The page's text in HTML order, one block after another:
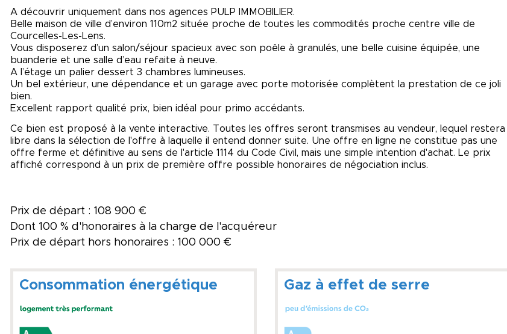
A découvrir uniquement dans nos agences PULP IMMOBILIER.
Belle maison de ville d’environ 110m2 située proche de toutes les commodités proche centre ville de
Courcelles-Les-Lens.
Vous disposerez d’un salon/séjour spacieux avec son poêle à granulés, une belle cuisine équipée, une
buanderie et une salle d’eau refaite à neuve.
A l’étage un palier dessert 3 chambres lumineuses.
Un bel extérieur, une dépendance et un garage avec porte motorisée complètent la prestation de ce joli
bien.
Excellent rapport qualité prix, bien idéal pour primo accédants.
Ce bien est proposé à la vente interactive. Toutes les offres seront transmises au vendeur, lequel restera
libre dans la sélection de l'offre à laquelle il entend donner suite. Une offre en ligne ne constitue pas une
offre ferme et définitive au sens de l'article 1114 du Code Civil, mais une simple intention d'achat. Le prix
affiché correspond à un prix de première offre possible honoraires de négociation inclus.
Prix de départ : 108 900 €
Dont 100 % d'honoraires à la charge de l'acquéreur
Prix de départ hors honoraires : 100 000 €
Consommation énergétique Gaz à effet de serre